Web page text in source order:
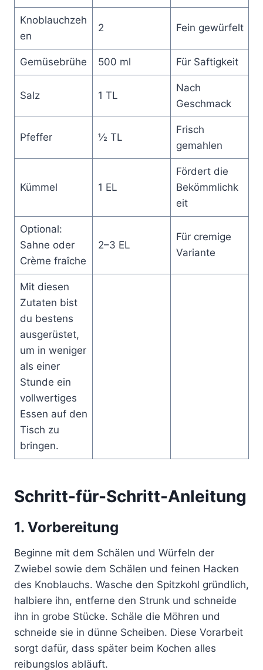
Knoblauchzeh
en
2 Fein gewürfelt
Gemüsebrühe 500 ml Für Saftigkeit
Salz 1 TL
Nach
Geschmack
Pfeffer ½ TL
Frisch
gemahlen
Kümmel 1 EL
Fördert die
Bekömmlichk
eit
Optional:
Sahne oder
Crème fraîche
2–3 EL
Für cremige
Variante
Mit diesen
Zutaten bist
du bestens
ausgerüstet,
um in weniger
als einer
Stunde ein
vollwertiges
Essen auf den
Tisch zu
bringen.
Schritt-für-Schritt-Anleitung
1. Vorbereitung
Beginne mit dem Schälen und Würfeln der
Zwiebel sowie dem Schälen und feinen Hacken
des Knoblauchs. Wasche den Spitzkohl gründlich,
halbiere ihn, entferne den Strunk und schneide
ihn in grobe Stücke. Schäle die Möhren und
schneide sie in dünne Scheiben. Diese Vorarbeit
sorgt dafür, dass später beim Kochen alles
reibungslos abläuft.